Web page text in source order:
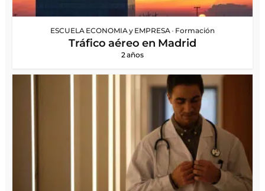
ESCUELA ECONOMIA y EMPRESA • Formación
Tráfico aéreo en Madrid
2 años